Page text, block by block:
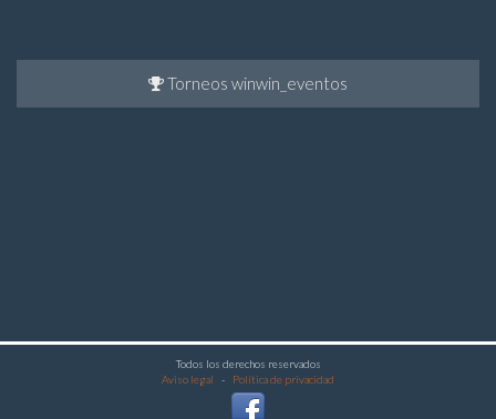
Torneos winwin_eventos
Todos los derechos reservados
Aviso legal
- Política de privacidad